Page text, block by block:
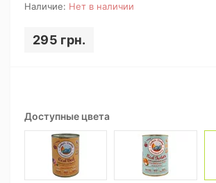
Наличие: Нет в наличии
295 грн.
Доступные цвета